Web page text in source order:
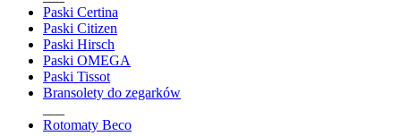
Paski Certina
Paski Citizen
Paski Hirsch
Paski OMEGA
Paski Tissot
Bransolety do zegarków
Rotomaty Beco